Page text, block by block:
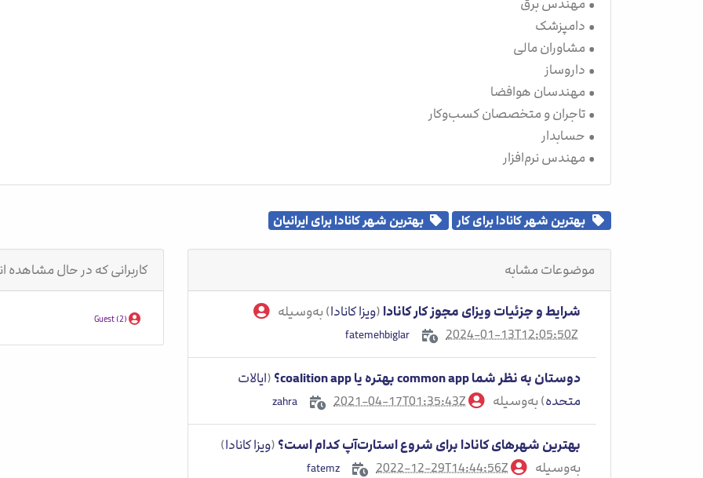
• مهندس برق
• دامپزشک
• مشاوران مالی
• داروساز
• مهندسان هوافضا
• تاجران و متخصصان کسب‌وکار
• حسابدار
• مهندس نرم‌افزار
بهترین شهر کانادا برای کار بهترین شهر کانادا برای ایرانیان
موضوعات مشابه
شرایط و جزئیات ویزای مجوز کار کانادا (ویزا کانادا) به‌وسیله
2024-01-13T12:05:50Z
دوستان به نظر شما common app بهتره یا coalition app؟ (ایالات
متحده) به‌وسیله 2021-04-17T01:35:43Z
بهترین شهرهای کانادا برای شروع استارت‌آپ کدام است؟ (ویزا کانادا)
به‌وسیله
2022-12-29T14:44:56Z
کاربرانی که در حال